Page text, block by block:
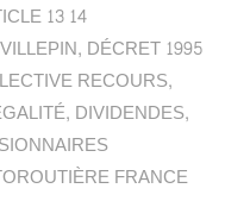
13 14
, DÉCRET 1995
RECOURS,
, DIVIDENDES,
FRANCE